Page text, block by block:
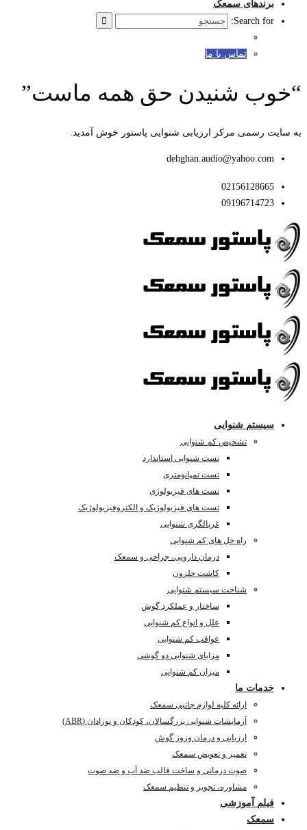
برندهای سمعک
Search for:
تماس با ما
“خوب شنیدن حق همه ماست”
به سایت رسمی مرکز ارزیابی شنوایی پاستور خوش آمدید.
dehghan.audio@yahoo.com
02156128665
09196714723
سیستم شنوایی
تشخیص کم شنوایی
تست شنوایی استاندارد
تست تمپانومتری
تست های فیزیولوژی
تست های فیزیولوژیک و الکتروفیزیولوژیک
غربالگری شنوایی
راه حل های کم شنوایی
درمان دارویی، جراحی و سمعک
کاشت حلزون
شناخت سیستم شنوایی
ساختار و عملکرد گوش
علل و انواع کم شنوایی
عواقب کم شنوایی
مزایای شنوایی دو گوشی
میزان کم شنوایی
خدمات ما
ارائه کلیه لوازم جانبی سمعک
آزمایشات شنوایی بزرگسالان، کودکان و نوزادان (ABR)
ارزیابی و درمان وزوز گوش
تعمیر و تعویض سمعک
صوت درمانی و ساخت قالب ضد آب و ضد صوت
مشاوره، تجویز و تنظیم سمعک
فیلم آموزشی
سمعک